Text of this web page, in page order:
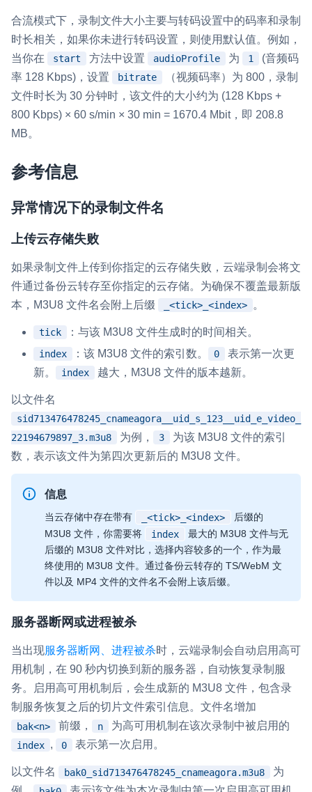
合流模式下，录制文件大小主要与转码设置中的码率和录制
时长相关，如果你未进行转码设置，则使用默认值。例如，
当你在
start 方法中设置 audioProfile 为 1
(音频码
率 128 Kbps)，设置
bitrate
（视频码率）为 800，录制
文件时长为 30 分钟时，该文件的大小约为 (128 Kbps +
800 Kbps) × 60 s/min × 30 min = 1670.4 Mbit，即 208.8
MB。
参考信息
异常情况下的录制文件名
上传云存储失败
如果录制文件上传到你指定的云存储失败，云端录制会将文
件通过备份云转存至你指定的云存储。为确保不覆盖最新版
本，M3U8 文件名会附上后缀
_<tick>_<index> 。
tick ：与该 M3U8 文件生成时的时间相关。
index ：该 M3U8 文件的索引数。 0
表示第一次更
新。
index 越大，M3U8 文件的版本越新。
以文件名
sid713476478245_cnameagora__uid_s_123__uid_e_video_
22194679897_3.m3u8
为例， 3
为该 M3U8 文件的索引
数，表示该文件为第四次更新后的 M3U8 文件。
信息
当云存储中存在带有 _<tick>_<index>
后缀的
M3U8 文件，你需要将
index
最大的 M3U8 文件与无
后缀的 M3U8 文件对比，选择内容较多的一个，作为最
终使用的 M3U8 文件。通过备份云转存的 TS/WebM 文
件以及 MP4 文件的文件名不会附上该后缀。
服务器断网或进程被杀
当出现服务器断网、进程被杀时，云端录制会自动启用高可
用机制，在 90 秒内切换到新的服务器，自动恢复录制服
务。启用高可用机制后，会生成新的 M3U8 文件，包含录
制服务恢复之后的切片文件索引信息。文件名增加
bak<n> 前缀， n 为高可用机制在该次录制中被启用的
index , 0 表示第一次启用。
以文件名 bak0_sid713476478245_cnameagora.m3u8
为